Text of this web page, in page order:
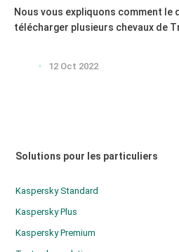
Nous vous expliquons comment le
télécharger plusieurs chevaux de
12 Oct 2022
Solutions pour les particuliers
Kaspersky Standard
Kaspersky Plus
Kaspersky Premium